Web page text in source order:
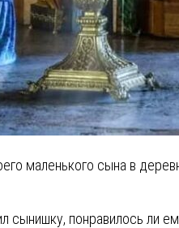
маленького сына в
сынишку, понравилось ли